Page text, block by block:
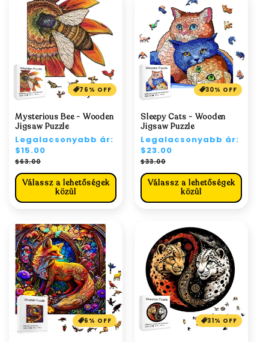
76% OFF
Mysterious Bee - Wooden
Jigsaw Puzzle
Normál
ár
Legalacsonyabb ár:
$15.00
Akciós
ár
$63.00
Válassz a lehetőségek
közül
30% OFF
Sleepy Cats - Wooden
Jigsaw Puzzle
Normál
ár
Legalacsonyabb ár:
$23.00
Akciós
ár
$33.00
Válassz a lehetőségek
közül
6% OFF 31% OFF